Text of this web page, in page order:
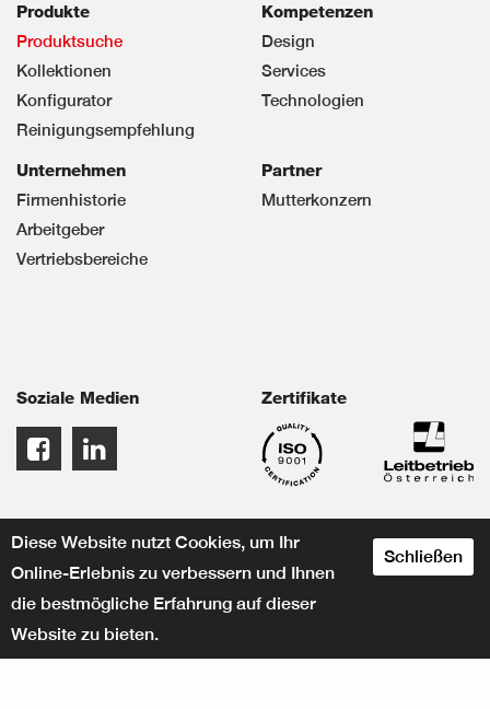
Produkte
Produktsuche
Kollektionen
Konfigurator
Reinigungsempfehlung
Kompetenzen
Design
Services
Technologien
Unternehmen
Firmenhistorie
Arbeitgeber
Vertriebsbereiche
Partner
Mutterkonzern
Soziale Medien Zertifikate
Diese Website nutzt Cookies, um Ihr
Online-Erlebnis zu verbessern und Ihnen
die bestmögliche Erfahrung auf dieser
Website zu bieten.
Schließen